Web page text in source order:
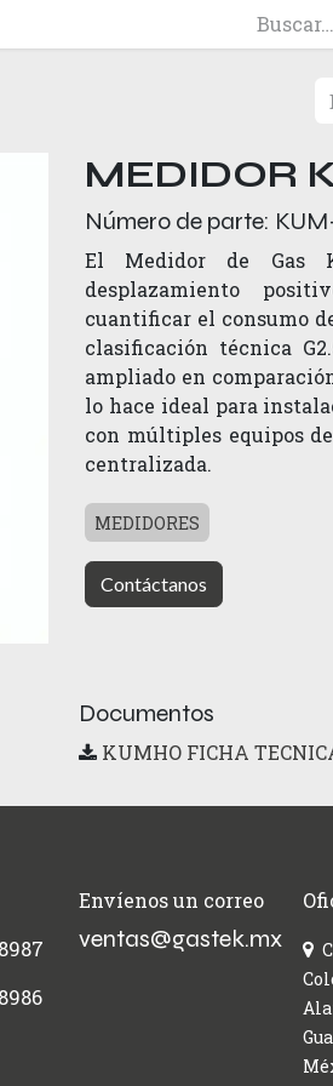
MEDIDOR
Número de parte:
El Medidor de Gas
desplazamiento
cuantificar el consumo
clasificación técnica
ampliado en
lo hace ideal para
con múltiples equipos
centralizada.
MEDIDORES
Contáctanos
KUMHO FICHA
Envíenos un correo
ventas@gastek.mx